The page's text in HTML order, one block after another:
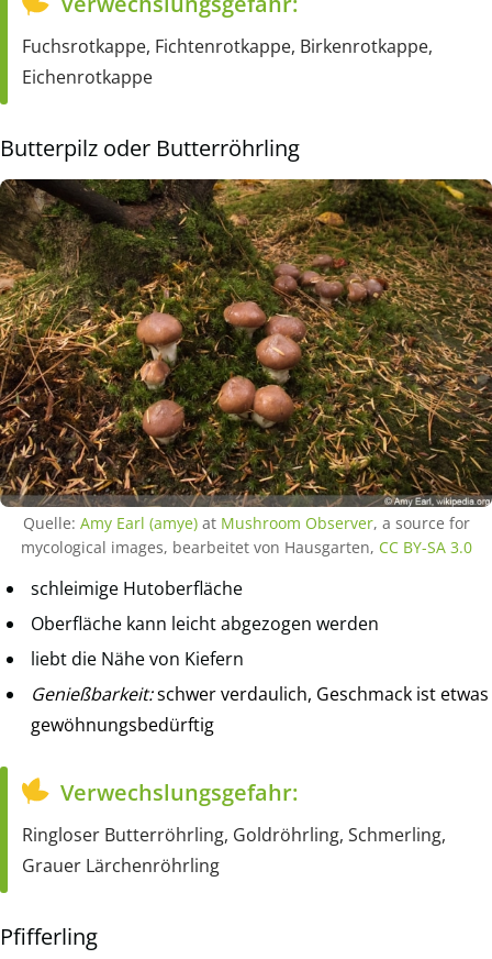
Fuchsrotkappe, Fichtenrotkappe, Birkenrotkappe,
Eichenrotkappe
Butterpilz oder Butterröhrling
Quelle: Amy Earl (amye)at Mushroom Observer, a source for
mycological images, bearbeitet von Hausgarten, CC BY-SA 3.0
schleimige Hutoberfläche
Oberfläche kann leicht abgezogen werden
liebt die Nähe von Kiefern
Genießbarkeit:schwer verdaulich, Geschmack ist etwas
gewöhnungsbedürftig
Verwechslungsgefahr:
Ringloser Butterröhrling, Goldröhrling, Schmerling,
Grauer Lärchenröhrling
Pfifferling